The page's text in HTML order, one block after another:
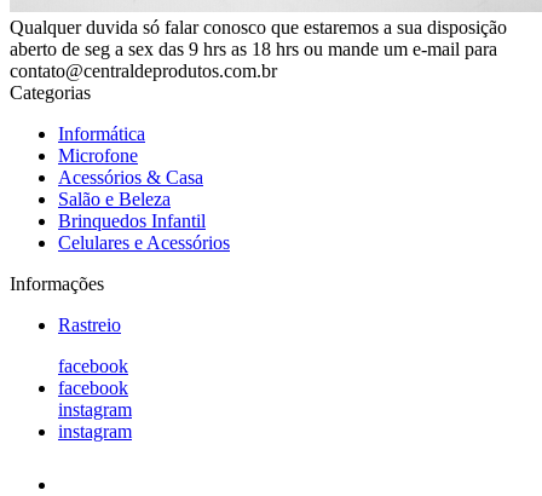
Qualquer duvida só falar conosco que estaremos a sua disposição
aberto de seg a sex das 9 hrs as 18 hrs ou mande um e-mail para
contato@centraldeprodutos.com.br
Categorias
Informática
Microfone
Acessórios & Casa
Salão e Beleza
Brinquedos Infantil
Celulares e Acessórios
Informações
Rastreio
facebook
facebook
instagram
instagram